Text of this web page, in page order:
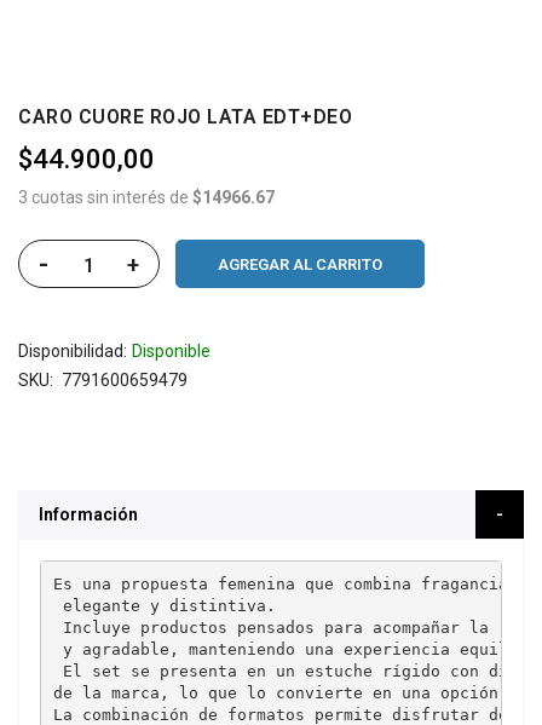
CARO CUORE ROJO LATA EDT+DEO
$44.900,00
3 cuotas sin interés de $14966.67
- + AGREGAR AL CARRITO
Disponibilidad: Disponible
SKU
7791600659479
Información
Es una propuesta femenina que combina fragancia
elegante y distintiva.
Incluye productos pensados para acompañar la
y agradable, manteniendo una experiencia
El set se presenta en un estuche rígido con
de la marca, lo que lo convierte en una opción
La combinación de formatos permite disfrutar del